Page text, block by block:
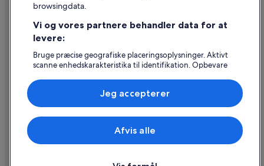
Ændr eller afbestil din reservation
Forløb og behandlingstider for refusion
Book en flyrejse med et tilgodehavende fra et flyselskab
Internationale rejsedokumenter
Expedia, Inc. er ikke ansvarlig for indhold fra eksterne hjemmesider.
© 2026 Expedia, Inc. – en del af Expedia Group. Alle rettigheder
forbeholdes. Expedia og Expedias logo er varemærker eller registrerede
browsingdata.
Vi og vores partnere behandler data for at
levere:
Bruge præcise geografiske placeringsoplysninger. Aktivt
scanne enhedskarakteristika til identifikation. Opbevare
annoncering og indhold, annoncerings- og
indholdsmåling, målgruppeundersøgelser og udvikling af
tjenester.
Liste over partnere (leverandører)
Afvis alle
Jeg accepterer